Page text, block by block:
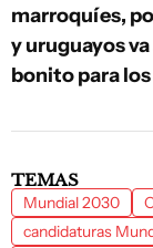
marroquíes,
y uruguayos
bonito para los
TEMAS
Mundial 2030
candidaturas